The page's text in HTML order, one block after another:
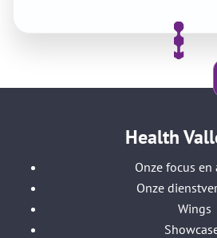
Health
Onze focus en
Onze
Wings